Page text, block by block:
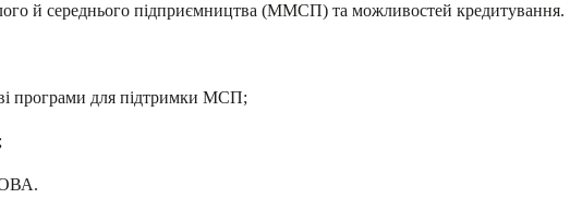
й середнього підприємництва (ММСП) та можливостей кредитування.
програми для підтримки МСП;
ОВА.